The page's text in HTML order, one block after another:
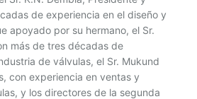
de experiencia en el diseño y
apoyado por su hermano, el Sr.
más de tres décadas de
de válvulas, el Sr. Mukund
con experiencia en ventas y
y los directores de la segunda